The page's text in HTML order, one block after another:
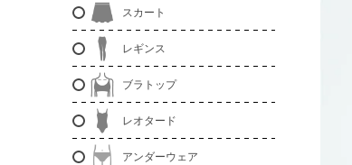
スカート
レギンス
ブラトップ
レオタード
アンダーウェア